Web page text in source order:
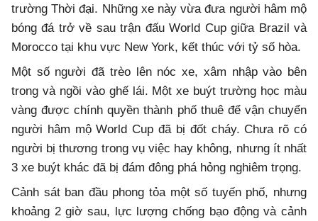
trường Thời đại. Những xe này vừa đưa người hâm mộ
bóng đá trở về sau trận đấu World Cup giữa Brazil và
Morocco tại khu vực New York, kết thúc với tỷ số hòa.
Một số người đã trèo lên nóc xe, xâm nhập vào bên
trong và ngồi vào ghế lái. Một xe buýt trường học màu
vàng được chính quyền thành phố thuê để vận chuyển
người hâm mộ World Cup đã bị đốt cháy. Chưa rõ có
người bị thương trong vụ việc hay không, nhưng ít nhất
3 xe buýt khác đã bị đám đông phá hỏng nghiêm trọng.
Cảnh sát ban đầu phong tỏa một số tuyến phố, nhưng
khoảng 2 giờ sau, lực lượng chống bạo động và cảnh